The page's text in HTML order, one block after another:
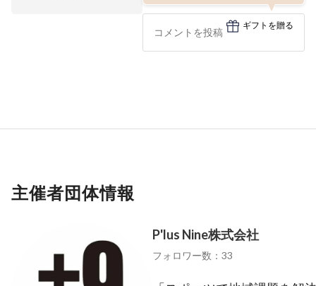
ギフトを贈る
主催者団体情報
P'lus Nine株式会社
フォロワー数：33